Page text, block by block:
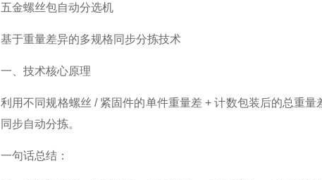
五金螺丝包自动分选机
基于重量差异的多规格同步分拣技术
一、技术核心原理
利用不同规格螺丝 / 紧固件的单件重量差 + 计数包装后的总重
同步自动分拣。
一句话总结：